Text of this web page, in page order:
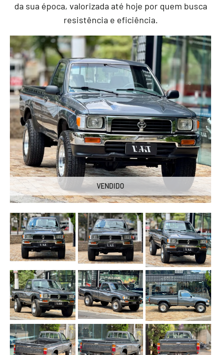
da sua época, valorizada até hoje por quem busca
resistência e eficiência.
VENDIDO